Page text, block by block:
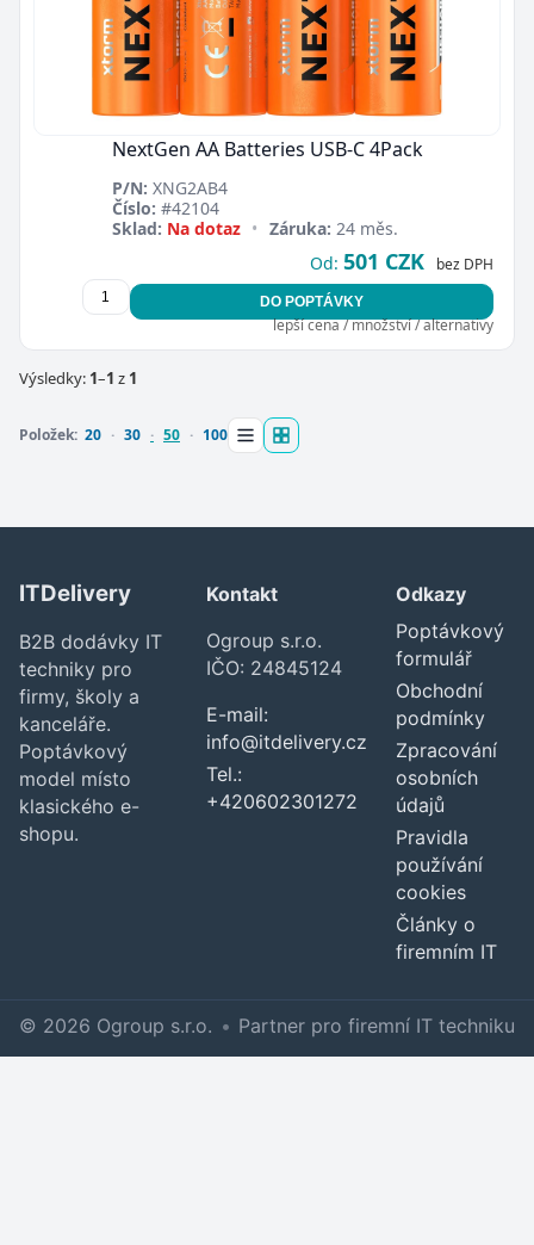
NextGen AA Batteries USB-C 4Pack
P/N: XNG2AB4
Číslo: #42104
Sklad: Na dotaz • Záruka: 24 měs.
Od: 501 CZK bez DPH
DO POPTÁVKY
lepší cena / množství / alternativy
Výsledky: 1–1 z 1
Položek: 20 30 50 100
ITDelivery
B2B dodávky IT
techniky pro
firmy, školy a
kanceláře.
Poptávkový
model místo
klasického e-
shopu.
Kontakt
Ogroup s.r.o.
IČO: 24845124
E-mail:
info@itdelivery.cz
Tel.:
+420602301272
Odkazy
Poptávkový
formulář
Obchodní
podmínky
Zpracování
osobních
údajů
Pravidla
používání
cookies
Články o
firemním IT
© 2026 Ogroup s.r.o. • Partner pro firemní IT techniku